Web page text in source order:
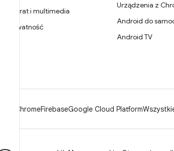
Aparat i multimedia
Prywatność
Urządzenia z
Android do
Android TV
ChromeFirebaseGoogle Cloud Platform